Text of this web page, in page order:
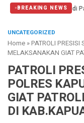
BREAKING NEWS
Massa di Patung Kuda:
UNCATEGORIZED
Home »PATROLI
MELAKSANAKAN GIAT
PATROLI
POLRES
GIAT
DI